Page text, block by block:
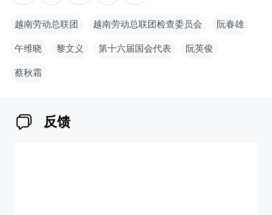
越南劳动总联团 越南劳动总联团检查委员会 阮春雄
午维晓 黎文义 第十六届国会代表 阮英俊
蔡秋霜
反馈